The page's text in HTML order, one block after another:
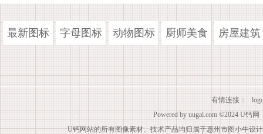
最新图标 字母图标 动物图标 厨师美食 房屋建筑
有情连接：
Powered by uugai.com ©2024 U钙网
U钙网站的所有图像素材、技术产品均归属于惠州市图小牛设